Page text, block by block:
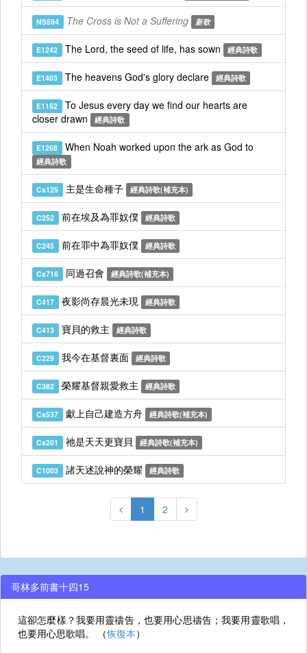
NS594 The Cross is Not a Suffering 新歌
E1242 The Lord, the seed of life, has sown 經典詩歌
E1403 The heavens God's glory declare 經典詩歌
E1152 To Jesus every day we find our hearts are
closer drawn
經典詩歌
E1268 When Noah worked upon the ark as God to
經典詩歌
Cs125 主是生命種子 經典詩歌(補充本)
C252 前在埃及為罪奴僕 經典詩歌
C245 前在罪中為罪奴僕 經典詩歌
Cs716 同過召會 經典詩歌(補充本)
C417 夜影尚存晨光未現 經典詩歌
C413 寶貝的救主 經典詩歌
C229 我今在基督裏面 經典詩歌
C382 榮耀基督親愛救主 經典詩歌
Cs537 獻上自己建造方舟 經典詩歌(補充本)
Cs201 祂是天天更寶貝 經典詩歌(補充本)
C1003 諸天述說神的榮耀 經典詩歌
1 2
哥林多前書十四15
這卻怎麼樣？我要用靈禱告，也要用心思禱告；我要用靈歌唱，
也要用心思歌唱。 （恢復本）